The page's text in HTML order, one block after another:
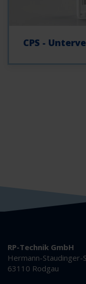
CPS -
RP-Technik GmbH
Hermann-Staudinger-
63110 Rodgau